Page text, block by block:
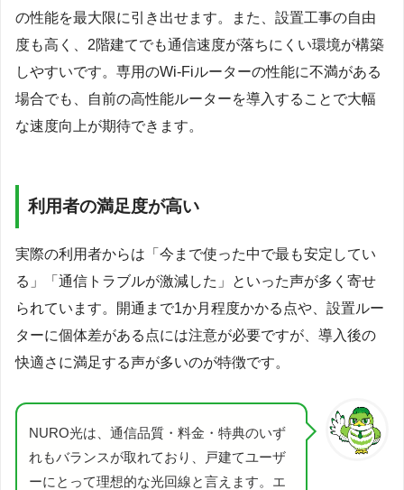
の性能を最大限に引き出せます。また、設置工事の自由
度も高く、2階建てでも通信速度が落ちにくい環境が構築
しやすいです。専用のWi-Fiルーターの性能に不満がある
場合でも、自前の高性能ルーターを導入することで大幅
な速度向上が期待できます。
利用者の満足度が高い
実際の利用者からは「今まで使った中で最も安定してい
る」「通信トラブルが激減した」といった声が多く寄せ
られています。開通まで1か月程度かかる点や、設置ルー
ターに個体差がある点には注意が必要ですが、導入後の
快適さに満足する声が多いのが特徴です。
NURO光は、通信品質・料金・特典のいず
れもバランスが取れており、戸建てユーザ
ーにとって理想的な光回線と言えます。エ